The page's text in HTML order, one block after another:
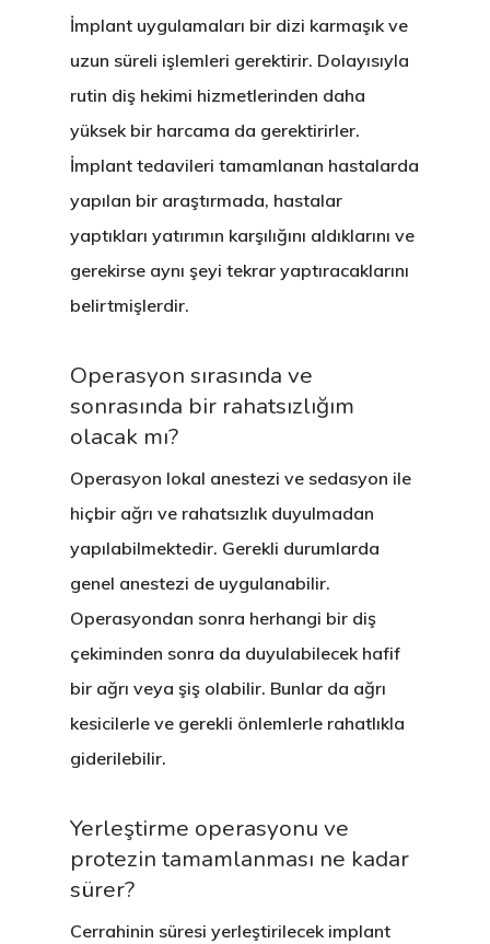
İmplant uygulamaları bir dizi karmaşık ve
uzun süreli işlemleri gerektirir. Dolayısıyla
rutin diş hekimi hizmetlerinden daha
yüksek bir harcama da gerektirirler.
İmplant tedavileri tamamlanan hastalarda
yapılan bir araştırmada, hastalar
yaptıkları yatırımın karşılığını aldıklarını ve
gerekirse aynı şeyi tekrar yaptıracaklarını
belirtmişlerdir.
Operasyon sırasında ve
sonrasında bir rahatsızlığım
olacak mı?
Operasyon lokal anestezi ve sedasyon ile
hiçbir ağrı ve rahatsızlık duyulmadan
yapılabilmektedir. Gerekli durumlarda
genel anestezi de uygulanabilir.
Operasyondan sonra herhangi bir diş
çekiminden sonra da duyulabilecek hafif
bir ağrı veya şiş olabilir. Bunlar da ağrı
kesicilerle ve gerekli önlemlerle rahatlıkla
giderilebilir.
Yerleştirme operasyonu ve
protezin tamamlanması ne kadar
sürer?
Cerrahinin süresi yerleştirilecek implant